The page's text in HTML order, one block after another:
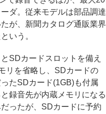
ダ。従来モデルは部品調達
が、新聞カタログ通販業界
いう。
SDカードスロットを備え
リを省略し、SDカードの
たSDカード(1GB)も付属
録音先が内蔵メモリになる
ったが、SDカードに予約